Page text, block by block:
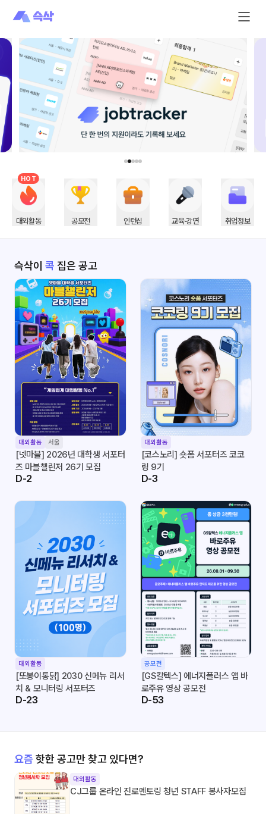
대외활동
HOT
공모전 인턴십 교육·︎강연 취업정보
슥삭이 콕 집은 공고
대외활동 서울
[넷마블] 2026년 대학생 서포터
즈 마블챌린저 26기 모집
D-2
대외활동
[코스노리] 숏폼 서포터즈 코코
링 9기
D-3
대외활동
[또봉이통닭] 2030 신메뉴 리서
치 & 모니터링 서포터즈
D-23
공모전
[GS칼텍스] 에너지플러스 앱 바
로주유 영상 공모전
D-53
요즘 핫한 공고만 찾고 있다면?
대외활동
CJ그룹 온라인 진로멘토링 청년 STAFF 봉사자모집